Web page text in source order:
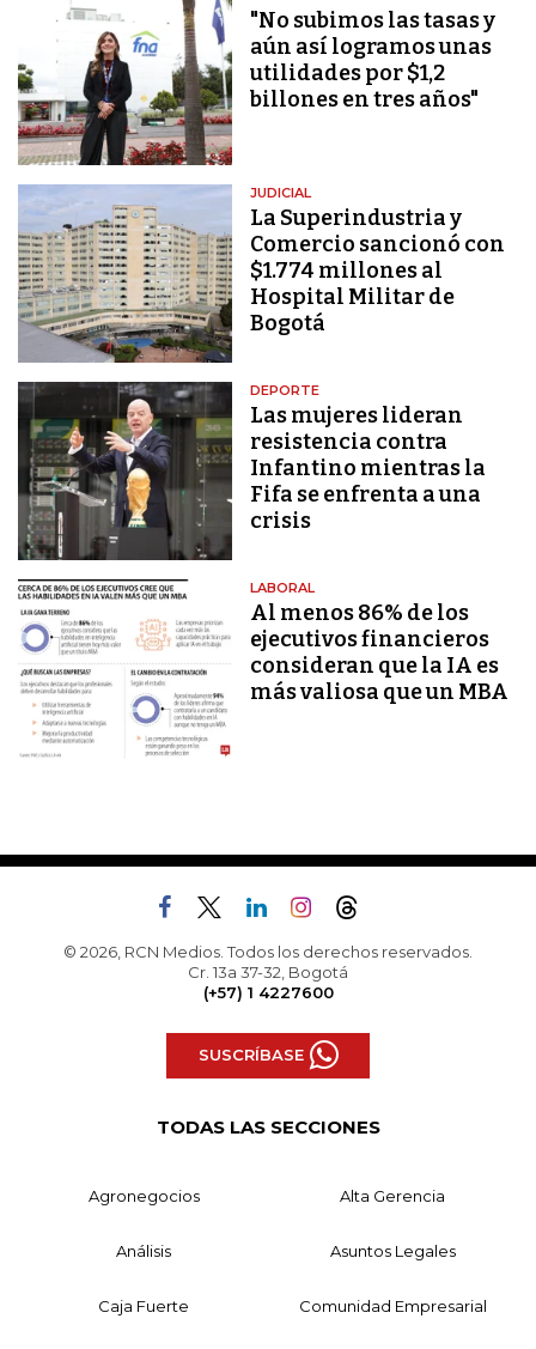
"No subimos las tasas y
aún así logramos unas
utilidades por $1,2
billones en tres años"
JUDICIAL
La Superindustria y
Comercio sancionó con
$1.774 millones al
Hospital Militar de
Bogotá
DEPORTE
Las mujeres lideran
resistencia contra
Infantino mientras la
Fifa se enfrenta a una
crisis
LABORAL
Al menos 86% de los
ejecutivos financieros
consideran que la IA es
más valiosa que un MBA
© 2026, RCN Medios. Todos los derechos reservados.
Cr. 13a 37-32, Bogotá
(+57) 1 4227600
SUSCRÍBASE
TODAS LAS SECCIONES
Agronegocios Alta Gerencia
Análisis Asuntos Legales
Caja Fuerte Comunidad Empresarial